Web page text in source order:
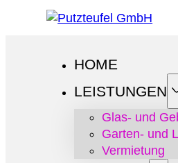
HOME
LEISTUNGEN
Glas- und
Garten- und
Vermietung